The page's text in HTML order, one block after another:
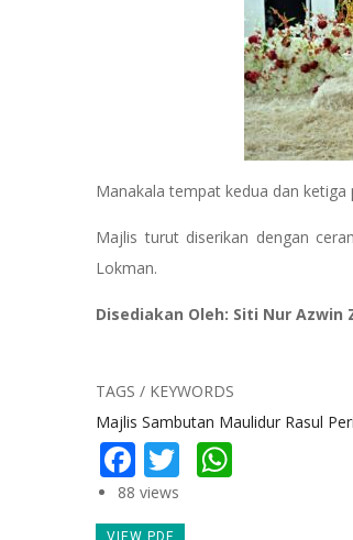
Manakala tempat kedua dan
Majlis turut diserikan dengan
Lokman.
Disediakan Oleh: Siti Nur
TAGS / KEYWORDS
Majlis Sambutan Maulidur Rasul
Facebook
Twitter
88 views